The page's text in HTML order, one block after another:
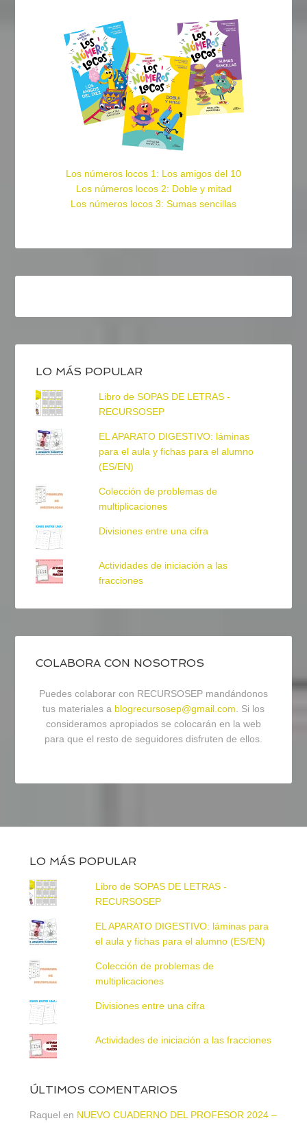
Los números locos 1: Los amigos del 10
Los números locos 2: Doble y mitad
Los números locos 3: Sumas sencillas
LO MÁS POPULAR
Libro de SOPAS DE LETRAS -
RECURSOSEP
EL APARATO DIGESTIVO: láminas
para el aula y fichas para el alumno
(ES/EN)
Colección de problemas de
multiplicaciones
Divisiones entre una cifra
Actividades de iniciación a las
fracciones
COLABORA CON NOSOTROS
Puedes colaborar con RECURSOSEP mandándonos
tus materiales a blogrecursosep@gmail.com. Si los
consideramos apropiados se colocarán en la web
para que el resto de seguidores disfruten de ellos.
LO MÁS POPULAR
Libro de SOPAS DE LETRAS -
RECURSOSEP
EL APARATO DIGESTIVO: láminas para
el aula y fichas para el alumno (ES/EN)
Colección de problemas de
multiplicaciones
Divisiones entre una cifra
Actividades de iniciación a las fracciones
ÚLTIMOS COMENTARIOS
Raquel en NUEVO CUADERNO DEL PROFESOR 2024 –